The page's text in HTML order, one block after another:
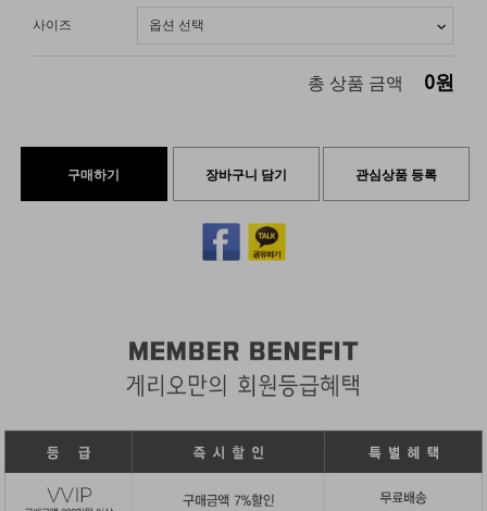
사이즈
총 상품 금액 0원
구매하기 장바구니 담기 관심상품 등록